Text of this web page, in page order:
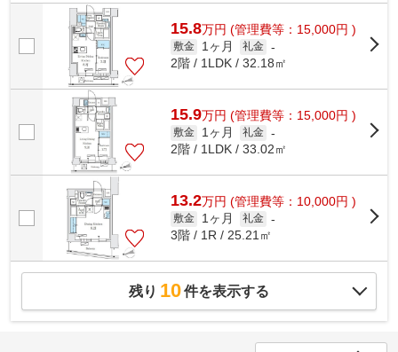
ベーター付きの物件です。好評の駅近...
15.8万円 (管理費等：15,000円 )
敷金 1ヶ月 礼金 -
2階 / 1LDK / 32.18㎡
15.9万円 (管理費等：15,000円 )
敷金 1ヶ月 礼金 -
2階 / 1LDK / 33.02㎡
13.2万円 (管理費等：10,000円 )
敷金 1ヶ月 礼金 -
3階 / 1R / 25.21㎡
残り 10件を表示する